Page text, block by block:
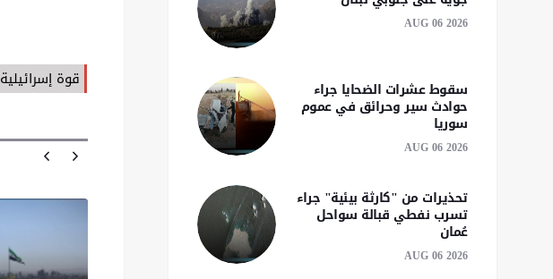
قوة إسرائيلية
AUG 06 2026
سقوط عشرات الضحايا جراء
حوادث سير وحرائق في عموم
سوريا
AUG 06 2026
تحذيرات من "كارثة بيئية" جراء
تسرب نفطي قبالة سواحل
عُمان
AUG 06 2026